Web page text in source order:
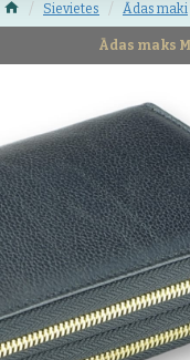
Sievietes Ādas maki
Ādas maks